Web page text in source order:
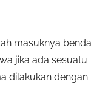
masuknya benda
jika ada sesuatu
dilakukan dengan